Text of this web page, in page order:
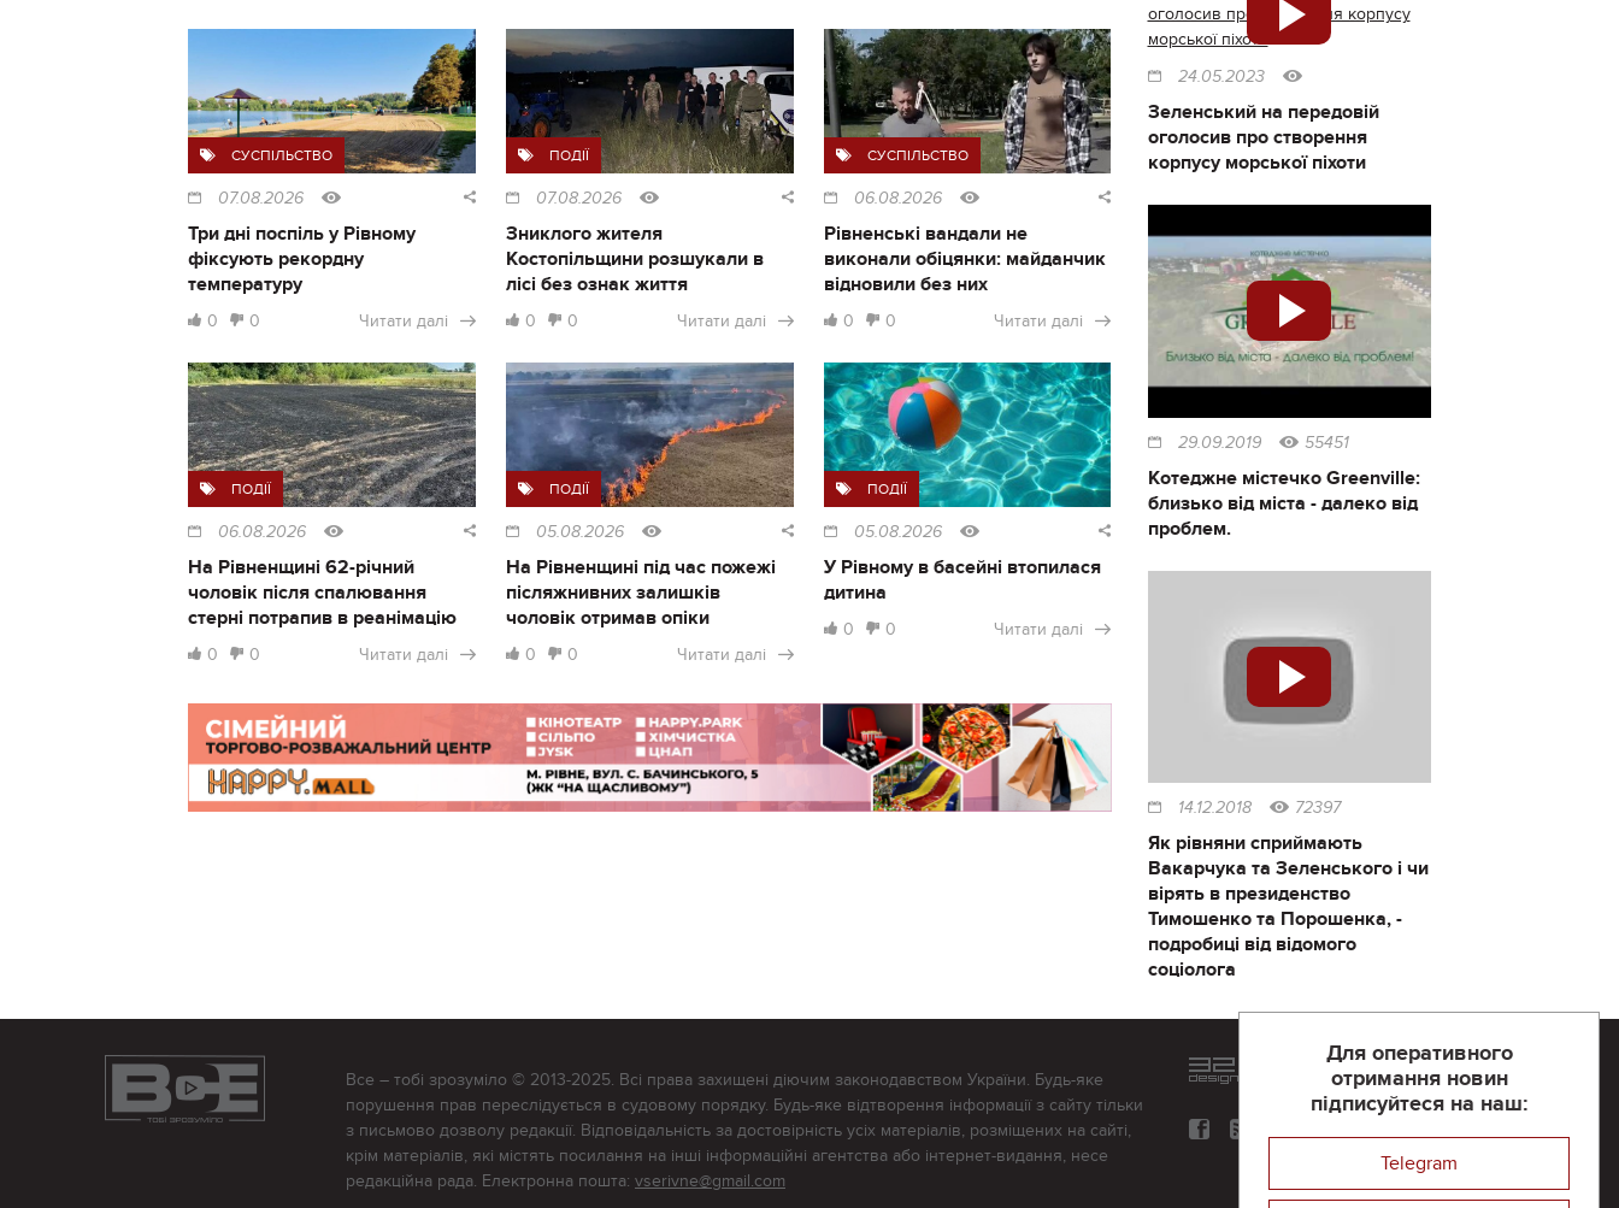
СУСПІЛЬСТВО
07.08.2026
Три дні поспіль у Рівному
фіксують рекордну
температуру
0 0 Читати далі
ПОДІЇ
07.08.2026
Зниклого жителя
Костопільщини розшукали в
лісі без ознак життя
0 0 Читати далі
СУСПІЛЬСТВО
06.08.2026
Рівненські вандали не
виконали обіцянки: майданчик
відновили без них
0 0 Читати далі
ПОДІЇ
06.08.2026
На Рівненщині 62-річний
чоловік після спалювання
стерні потрапив в реанімацію
0 0 Читати далі
ПОДІЇ
05.08.2026
На Рівненщині під час пожежі
післяжнивних залишків
чоловік отримав опіки
0 0 Читати далі
ПОДІЇ
05.08.2026
У Рівному в басейні втопилася
дитина
0 0 Читати далі
24.05.2023
Зеленський на передовій
оголосив про створення
корпусу морської піхоти
29.09.2019 55451
Котеджне містечко Greenville:
близько від міста - далеко від
проблем.
14.12.2018 72397
Як рівняни сприймають
Вакарчука та Зеленського і чи
вірять в президенство
Тимошенко та Порошенка, -
подробиці від відомого
соціолога
Для оперативного
отримання новин
підписуйтеся на наш:
Telegram
Все – тобі зрозуміло © 2013-2025. Всі права захищені діючим законодавством України. Будь-яке
порушення прав переслідується в судовому порядку. Будь-яке відтворення інформації з сайту тільки
з письмово дозволу редакції. Відповідальність за достовірність усіх матеріалів, розміщених на сайті,
крім матеріалів, які містять посилання на інші інформаційні агентства або інтернет-видання, несе
редакційна рада. Електронна пошта: vserivne@gmail.com
Розроблений та підтримується
компанії 32х32